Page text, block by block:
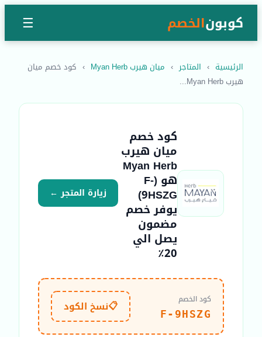
كوبونالخصم ☰
الرئيسية › المتاجر › ميان هيرب Myan Herb › كود خصم ميان
هيرب Myan Herb...
كود خصم
ميان هيرب
Myan Herb
هو (F-
9HSZG)
يوفر خصم
مضمون
يصل الي
20٪
زيارة المتجر ←
كود الخصم
F-9HSZG
📋نسخ الكود